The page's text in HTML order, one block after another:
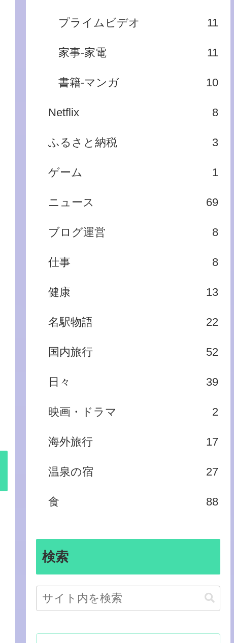
プライムビデオ 11
家事‐家電 11
書籍‐マンガ 10
Netflix 8
ふるさと納税 3
ゲーム 1
ニュース 69
ブログ運営 8
仕事 8
健康 13
名駅物語 22
国内旅行 52
日々 39
映画・ドラマ 2
海外旅行 17
温泉の宿 27
食 88
検索